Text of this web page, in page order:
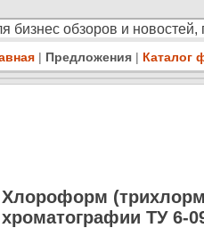
бизнес обзоров и
| Предложения | Каталог
Хлороформ
хроматографии ТУ 6-